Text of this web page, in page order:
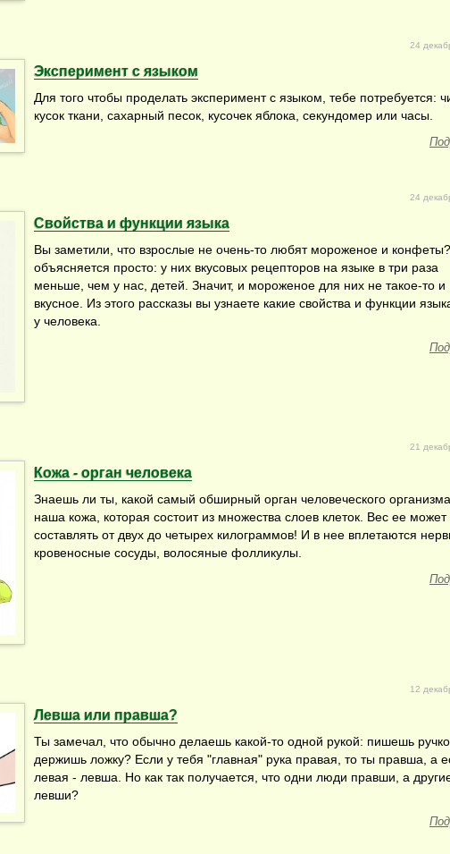
24
Эксперимент с языком
Для того чтобы проделать эксперимент с языком, тебе потребуется:
кусок ткани, сахарный песок, кусочек яблока, секундомер или часы.
24
Свойства и функции языка
Вы заметили, что взрослые не очень-то любят мороженое и
объясняется просто: у них вкусовых рецепторов на языке в три раза
меньше, чем у нас, детей. Значит, и мороженое для них не такое-то и
вкусное. Из этого рассказы вы узнаете какие свойства и функции
у человека.
21
Кожа - орган человека
Знаешь ли ты, какой самый обширный орган человеческого
наша кожа, которая состоит из множества слоев клеток. Вес ее может
составлять от двух до четырех килограммов! И в нее вплетаются
кровеносные сосуды, волосяные фолликулы.
12
Левша или правша?
Ты замечал, что обычно делаешь какой-то одной рукой: пишешь
держишь ложку? Если у тебя "главная" рука правая, то ты правша, а
левая - левша. Но как так получается, что одни люди правши, а
левши?